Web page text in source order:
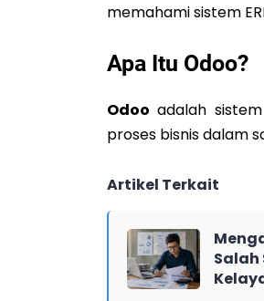
memahami sistem
Apa Itu Odoo?
Odoo adalah
proses bisnis dalam
Artikel Terkait
Salah